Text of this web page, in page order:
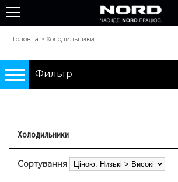
Головна >Холодильники
Фильтр
Холодильники
Сортування